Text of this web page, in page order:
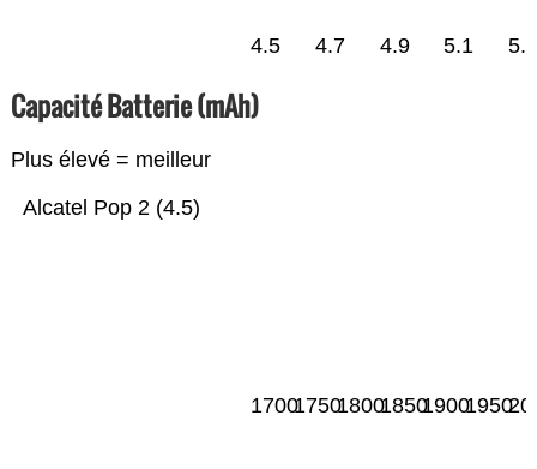
4.5 4.7 4.9 5.1 5.3
Capacité Batterie (mAh)
Plus élevé = meilleur
Alcatel Pop 2 (4.5)
170017501800185019001950